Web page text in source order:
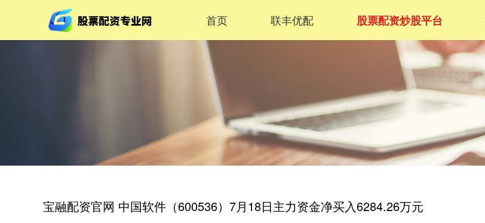
首页 联丰优配 股票配资炒股平台
宝融配资官网 中国软件（600536）7月18日主力资金净买入6284.26万元